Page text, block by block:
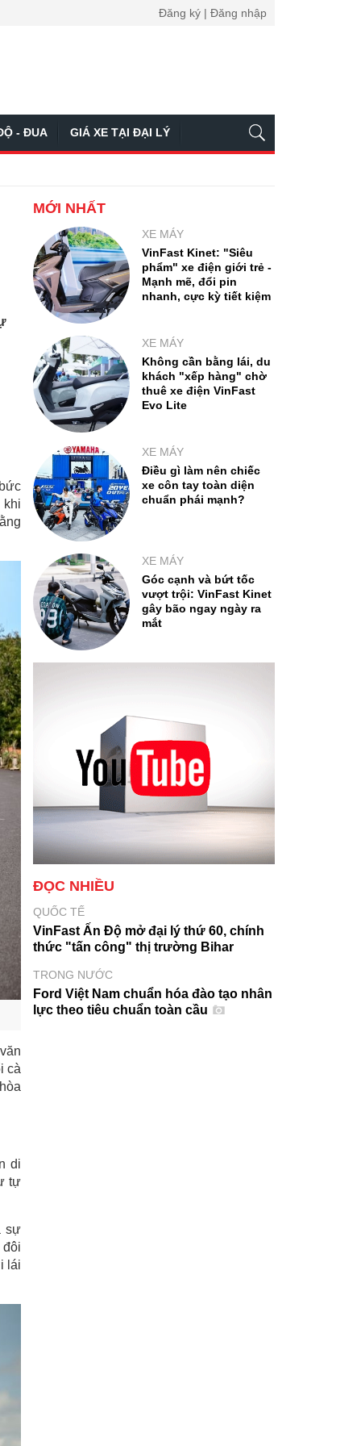
Đăng ký | Đăng nhập
- ĐUA GIÁ XE TẠI ĐẠI LÝ
khi
cà
di
tự
sự
lái
MỚI NHẤT
XE MÁY
VinFast Kinet: "Siêu
phẩm" xe điện giới trẻ -
Mạnh mẽ, đổi pin
nhanh, cực kỳ tiết kiệm
XE MÁY
Không cần bằng lái, du
khách "xếp hàng" chờ
thuê xe điện VinFast
Evo Lite
XE MÁY
Điều gì làm nên chiếc
xe côn tay toàn diện
chuẩn phái mạnh?
XE MÁY
Góc cạnh và bứt tốc
vượt trội: VinFast Kinet
gây bão ngay ngày ra
mắt
ĐỌC NHIỀU
QUỐC TẾ
VinFast Ấn Độ mở đại lý thứ 60, chính
thức "tấn công" thị trường Bihar
TRONG NƯỚC
Ford Việt Nam chuẩn hóa đào tạo nhân
lực theo tiêu chuẩn toàn cầu